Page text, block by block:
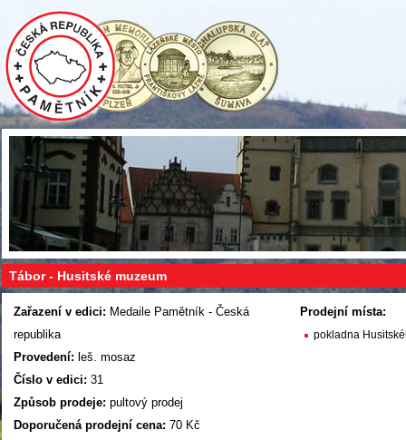
Tábor - Husitské muzeum
Zařazení v edici: Medaile Pamětník - Česká
republika
Provedení: leš. mosaz
Číslo v edici: 31
Způsob prodeje: pultový prodej
Doporučená prodejní cena: 70 Kč
Prodejní místa:
pokladna